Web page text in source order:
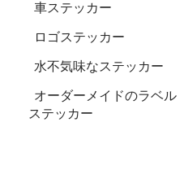
車ステッカー
ロゴステッカー
水不気味なステッカー
オーダーメイドのラベル
ステッカー